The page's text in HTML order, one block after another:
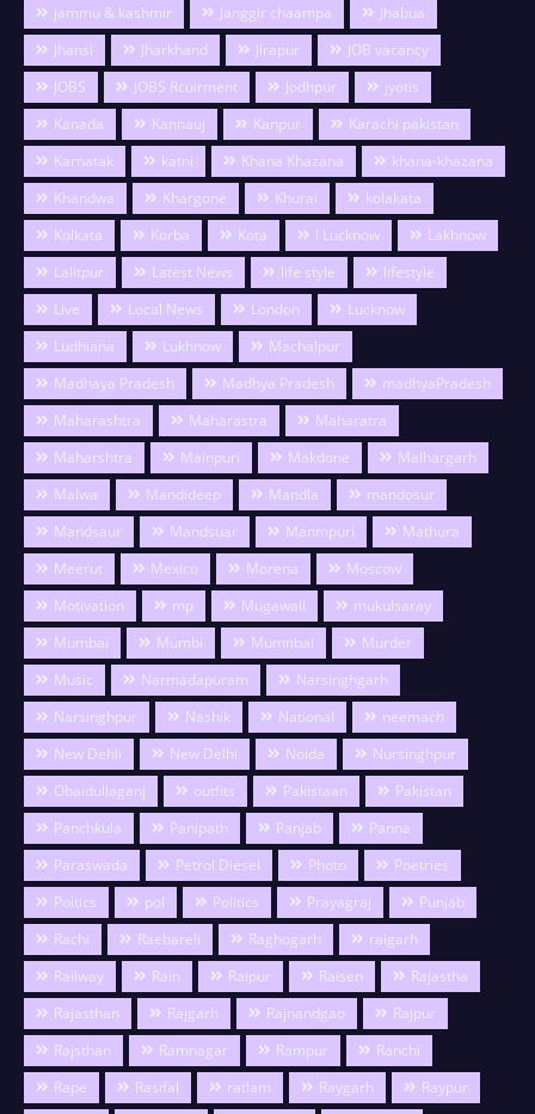
jammu & kashmir
Janggir chaampa
Jhabua
Jhansi
Jharkhand Jirapur
JOB vacancy
JOBS
JOBS Rcuirment Jodhpur
jyotis
Kanada
Kannauj Kanpur
Karachi pakistan
Karnatak
katni Khana Khazana
khana-khazana
Khandwa
Khargone Khurai
kolakata
Kolkata
Korba Kota l Lucknow
Lakhnow
Lalitpur
Latest News life style
lifestyle
Live
Local News London
Lucknow
Ludhiana
Lukhnow
Machalpur
Madhaya Pradesh
Madhya Pradesh
madhyaPradesh
Maharashtra
Maharastra
Maharatra
Maharshtra
Mainpuri Makdone
Malhargarh
Malwa
Mandideep Mandla
mandosur
Mandsaur
Mandsuar Manmpuri
Mathura
Meerut
Mexico Morena
Moscow
Motivation
mp Mugawali
mukulsaray
Mumbai
Mumbi Mumnbai
Murder
Music
Narmadapuram
Narsinghgarh
Narsinghpur
Nashik National
neemach
New Dehli
New Delhi Noida
Nursinghpur
Obaidullaganj
outfits Pakistaan
Pakistan
Panchkula
Panipath Panjab
Panna
Paraswada
Petrol Diesel Photo
Poetries
Poitics
pol Politics Prayagraj
Punjab
Rachi
Raebareli Raghogarh
raigarh
Railway
Rain Raipur Raisen
Rajastha
Rajasthan
Rajgarh Rajnandgao
Rajpur
Rajsthan
Ramnagar Rampur
Ranchi
Rape
Rasifal ratlam Raygarh
Raypur